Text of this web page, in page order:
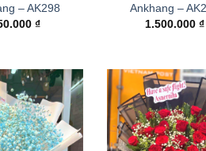
– AK298
₫
Ankhang –
1.500.000₫